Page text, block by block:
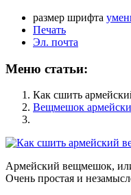
размер шрифта
Печать
Эл. почта
Меню статьи:
Как сшить
Вещмешок
Армейский вещмешок,
Очень простая и